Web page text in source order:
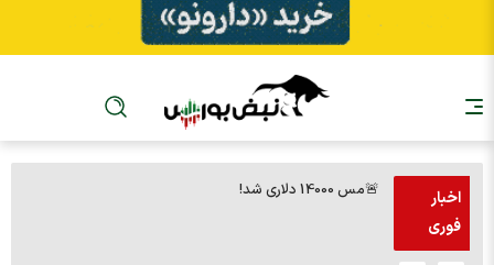
اخبار
فوری
🚨مس 14000 دلاری شد!